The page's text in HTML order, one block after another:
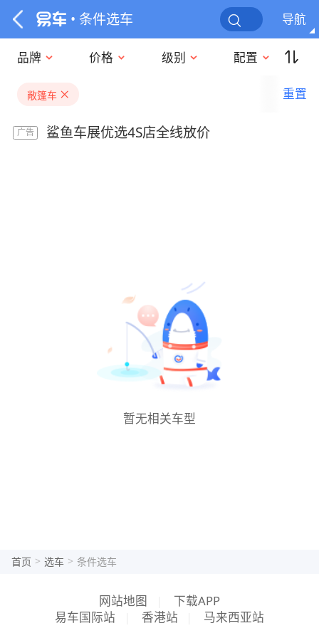
• 条件选车 导航
品牌 价格 级别 配置
敞篷车 重置
广告 鲨鱼车展优选4S店全线放价
暂无相关车型
首页 > 选车 > 条件选车
网站地图
下载APP
易车国际站
香港站 马来西亚站